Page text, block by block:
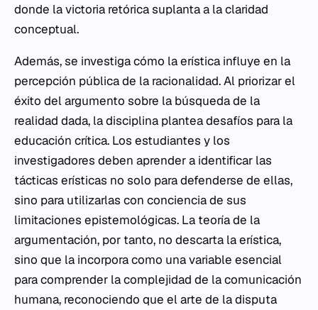
donde la victoria retórica suplanta a la claridad
conceptual.
Además, se investiga cómo la erística influye en la
percepción pública de la racionalidad. Al priorizar el
éxito del argumento sobre la búsqueda de la
realidad dada, la disciplina plantea desafíos para la
educación crítica. Los estudiantes y los
investigadores deben aprender a identificar las
tácticas erísticas no solo para defenderse de ellas,
sino para utilizarlas con conciencia de sus
limitaciones epistemológicas. La teoría de la
argumentación, por tanto, no descarta la erística,
sino que la incorpora como una variable esencial
para comprender la complejidad de la comunicación
humana, reconociendo que el arte de la disputa